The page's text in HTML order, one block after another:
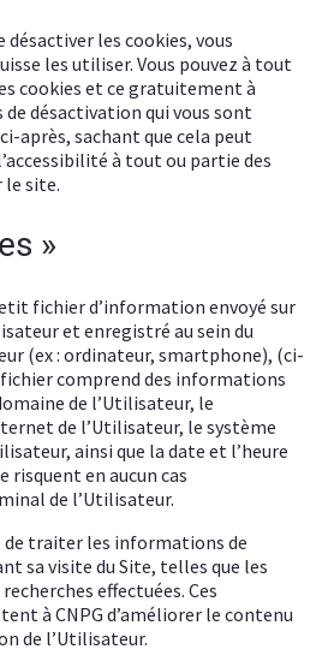
désactiver les cookies, vous
les utiliser. Vous pouvez à tout
cookies et ce gratuitement à
désactivation qui vous sont
après, sachant que cela peut
à tout ou partie des
le site.
»
fichier d’information envoyé sur
et enregistré au sein du
(ex : ordinateur, smartphone), (ci-
fichier comprend des informations
de l’Utilisateur, le
de l’Utilisateur, le système
ainsi que la date et l’heure
risquent en aucun cas
de l’Utilisateur.
de traiter les informations de
sa visite du Site, telles que les
effectuées. Ces
à CNPG d’améliorer le contenu
de l’Utilisateur.